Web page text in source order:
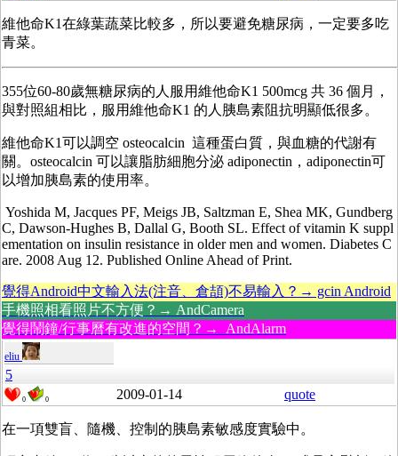
維他命K1在綠葉蔬菜比較多，所以要避免糖尿病，一定要多吃
青菜。
355位60-80歲無糖尿病的人服用維他命K1 500mcg 共 36 個月，
與對照組相比，服用維他命K1 的人胰島素阻抗明顯低很多。
維他命K1可以調空 osteocalcin 這種蛋白質，與血糖的代謝有
關。osteocalcin 可以讓脂肪細胞分泌 adiponectin，adiponectin可
以增加胰島素的使用率。
Yoshida M, Jacques PF, Meigs JB, Saltzman E, Shea MK, Gundberg
C, Dawson-Hughes B, Dallal G, Booth SL. Effect of vitamin K suppl
ementation on insulin resistance in older men and women. Diabetes C
are. 2008 Aug 12. Published Online Ahead of Print.
覺得Android中文輸入法(注音、倉頡)不易輸入？→ gcin Android
手機照相看照片不方便？→ AndCamera
覺得鬧鐘/行事曆有改進的空間？→ AndAlarm
eliu
5
0 0 2009-01-14 quote
在一項雙盲、隨機、控制的胰島素敏感度實驗中。